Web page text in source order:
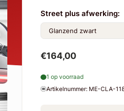
Street plus afwerking:
€164,00
1 op voorraad
Artikelnummer: ME-CLA-